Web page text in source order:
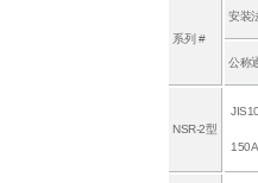
系列 #
安装
公称
NSR-2型